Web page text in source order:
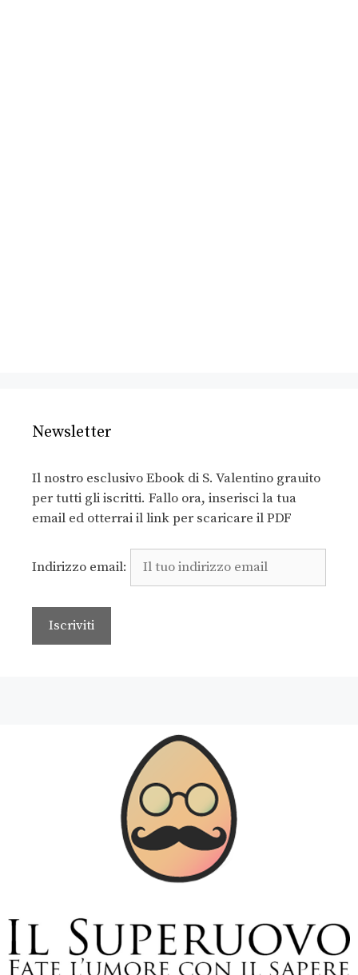
Newsletter
Il nostro esclusivo Ebook di S. Valentino grauito
per tutti gli iscritti. Fallo ora, inserisci la tua
email ed otterrai il link per scaricare il PDF
Indirizzo email: